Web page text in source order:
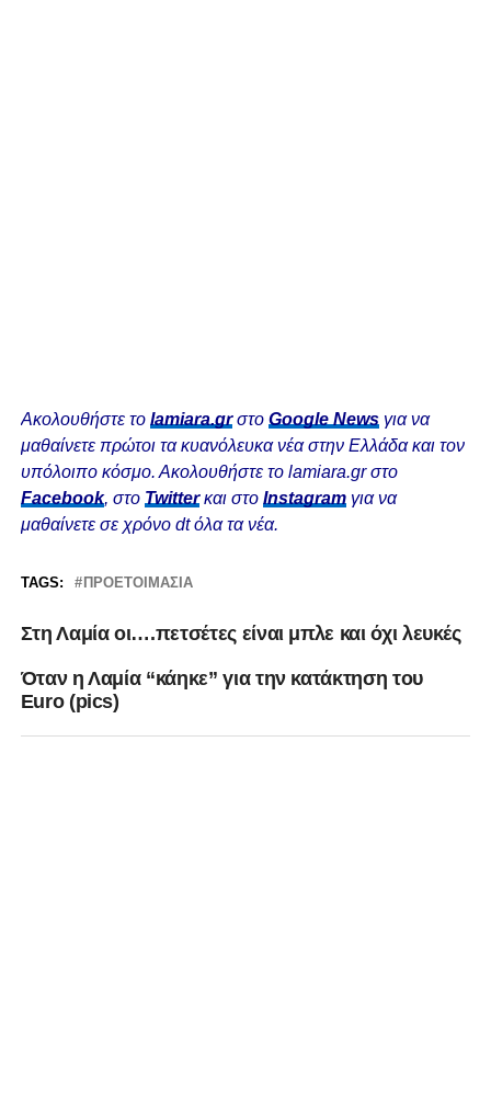
Ακολουθήστε το lamiara.grστο Google Newsγια να
μαθαίνετε πρώτοι τα κυανόλευκα νέα στην Ελλάδα και τον
υπόλοιπο κόσμο. Ακολουθήστε το lamiara.gr στο
Facebook, στο Twitterκαι στο Instagram για να
μαθαίνετε σε χρόνο dt όλα τα νέα.
TAGS: ΠΡΟΕΤΟΙΜΑΣΊΑ
Στη Λαμία οι….πετσέτες είναι μπλε και όχι λευκές
Όταν η Λαμία “κάηκε” για την κατάκτηση του
Euro (pics)